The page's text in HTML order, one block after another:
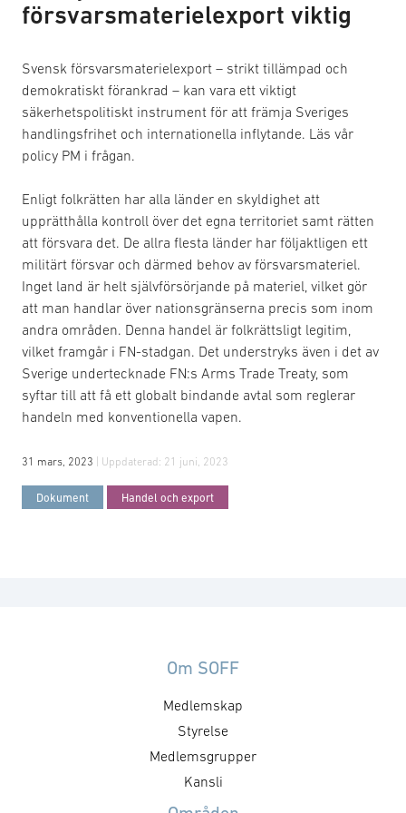
försvarsmaterielexport viktig
Svensk försvarsmaterielexport – strikt tillämpad och
demokratiskt förankrad – kan vara ett viktigt
säkerhetspolitiskt instrument för att främja Sveriges
handlingsfrihet och internationella inflytande. Läs vår
policy PM i frågan.
Enligt folkrätten har alla länder en skyldighet att
upprätthålla kontroll över det egna territoriet samt rätten
att försvara det. De allra flesta länder har följaktligen ett
militärt försvar och därmed behov av försvarsmateriel.
Inget land är helt självförsörjande på materiel, vilket gör
att man handlar över nationsgränserna precis som inom
andra områden. Denna handel är folkrättsligt legitim,
vilket framgår i FN-stadgan. Det understryks även i det av
Sverige undertecknade FN:s Arms Trade Treaty, som
syftar till att få ett globalt bindande avtal som reglerar
handeln med konventionella vapen.
31 mars, 2023 | Uppdaterad: 21 juni, 2023
Dokument Handel och export
Om SOFF
Medlemskap
Styrelse
Medlemsgrupper
Kansli